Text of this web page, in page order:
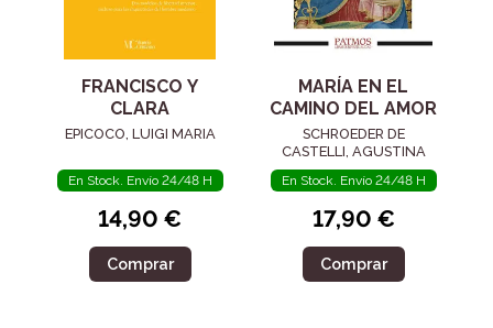
FRANCISCO Y
CLARA
EPICOCO, LUIGI MARIA
En Stock. Envío 24/48 H
14,90 €
Comprar
MARÍA EN EL
CAMINO DEL AMOR
SCHROEDER DE
CASTELLI, AGUSTINA
En Stock. Envío 24/48 H
17,90 €
Comprar